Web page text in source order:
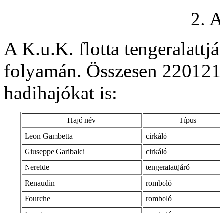
2.
A K.u.K. flotta
folyamán. Összesen
hadihajókat is:
Hajó név
Típus
Leon Gambetta
cirkáló
Giuseppe Garibaldi
cirkáló
Nereide
tengeralattjáró
Renaudin
romboló
Fourche
romboló